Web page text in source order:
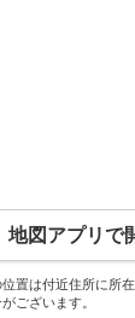
地図アプリで
置は付近住所に所
ございます。